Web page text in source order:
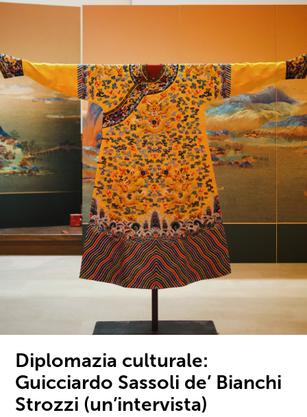
Diplomazia culturale:
Guicciardo Sassoli de’ Bianchi
Strozzi (un’intervista)